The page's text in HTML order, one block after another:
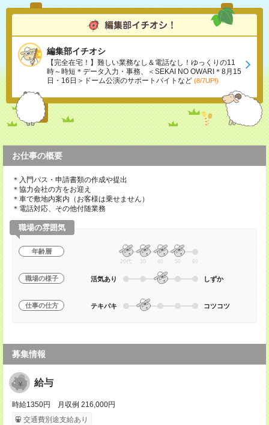
編集部イチオシ
【完全在宅！】難しい業務なし＆電話なし！ゆっくりの11
時～時短＊データ入力・事務、＜SEKAI NO OWARI＊8月15
日・16日＞ドーム公演のサポートバイトなど (8/7UP!)
お仕事の概要
＊入門パス・申請書類の作成や提出
＊協力会社の方をお迎え
＊車で敷地内案内（お客様は乗せません）
＊電話対応、その他付随業務
職場の雰囲気
年齢層
20代 30 40 50 60
職場の様子 活気あり しずか
仕事の仕方 テキパキ コツコツ
募集情報
給与
時給1350円 月収例 216,000円
交通費別途支給あり